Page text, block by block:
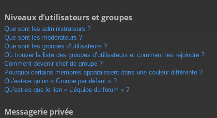
Niveaux d’utilisateurs et groupes
Que sont les administrateurs ?
Que sont les modérateurs ?
Que sont les groupes d’utilisateurs ?
Où trouver la liste des groupes d’utilisateurs et comment les rejoindre ?
Comment devenir chef de groupe ?
Pourquoi certains membres apparaissent dans une couleur différente ?
Qu’est-ce qu’un « Groupe par défaut » ?
Qu’est-ce que le lien « L’équipe du forum » ?
Messagerie privée